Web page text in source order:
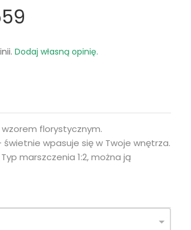
Dodaj własną opinię.
florystycznym.
wpasuje się w Twoje wnętrza.
marszczenia 1:2, można ją